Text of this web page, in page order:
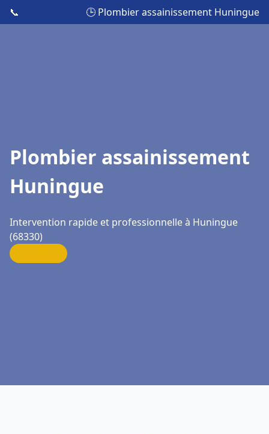
📞 🕒 Plombier assainissement Huningue
Plombier assainissement
Huningue
Intervention rapide et professionnelle à Huningue
(68330)